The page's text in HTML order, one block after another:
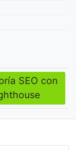
SEO con